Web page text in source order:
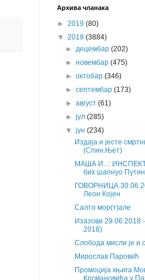
Архива чланака
► 2019 (80)
▼ 2018 (3884)
►децембар(202)
►новембар(475)
►октобар(346)
►септембар(173)
►август(61)
►јул(285)
▼јун(234)
Издаја и јесте
(Спин.Њет)
МАША И...:
бих шапнуо
ГОВОРНИЦА
Леон Којен
Салто мор(т)але
Изазови 29.06.2018
2018)
Слобода мисли је и
Мирослав Паровић
Промоција књига
Крсмановића у